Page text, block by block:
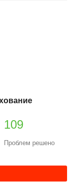
109
Проблем решено